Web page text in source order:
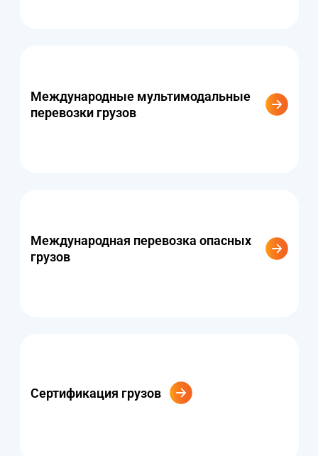
Международные мультимодальные
перевозки грузов
Международная перевозка опасных
грузов
Сертификация грузов